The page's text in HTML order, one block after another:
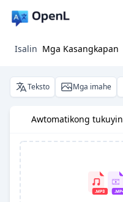
Isalin Mga Kasangkapan
Teksto Mga imahe
Awtomatikong tukuyin